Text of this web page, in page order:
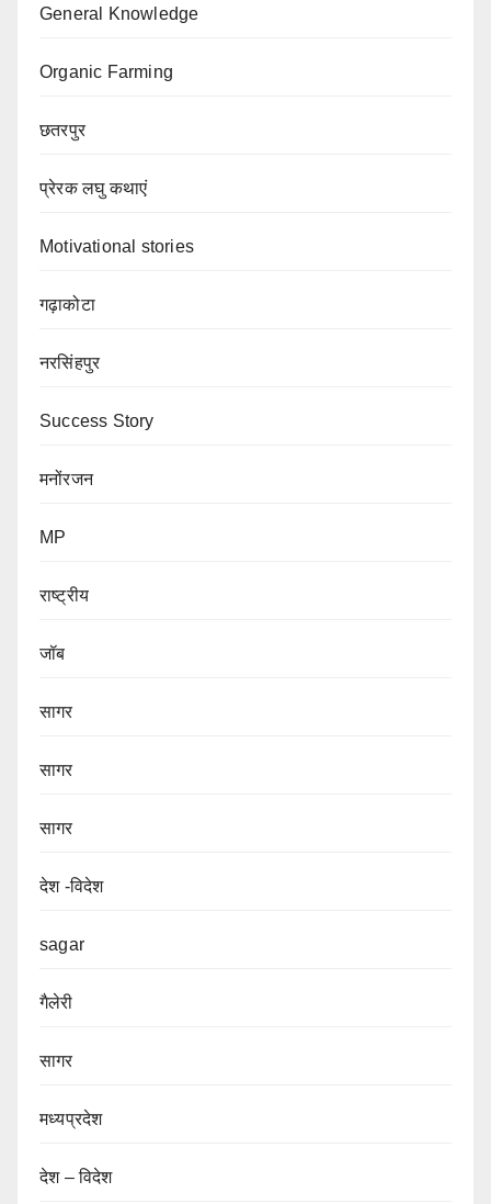
General Knowledge
Organic Farming
छतरपुर
प्रेरक लघु कथाएं
Motivational stories
गढ़ाकोटा
नरसिंहपुर
Success Story
मनोंरजन
MP
राष्ट्रीय
जॉब
सागर
सागर
सागर
देश -विदेश
sagar
गैलेरी
सागर
मध्यप्रदेश
देश – विदेश